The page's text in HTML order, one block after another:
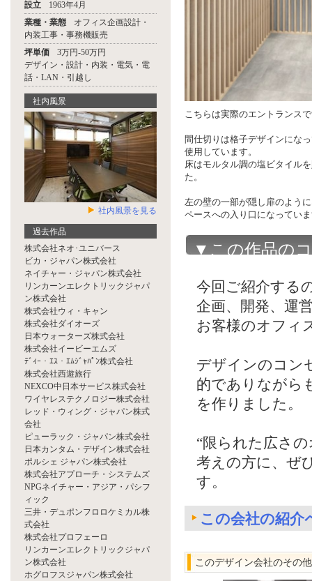
設立
1963年4月
業種・業態
オフィス企画設計・
内装工事・事務機販売
坪単価
3万円-50万円
デザイン・設計・内装・電気・電
話・LAN・引越し
社内風景
社内風景を見る
過去作品
株式会社ネオ･ユニバース
ビカ・ジャパン株式会社
ネイチャー・ジャパン株式会社
リンカーンエレクトリックジャパ
ン株式会社
株式会社ウィ・キャン
株式会社ダイオーズ
日本ウォーターズ株式会社
株式会社イービーエムズ
ﾃﾞｨｰ・ｴｽ・ｴﾑｼﾞｬﾊﾟﾝ株式会社
株式会社西遊旅行
NEXCO中日本サービス株式会社
ワイヤレステクノロジー株式会社
レッド・ウィング・ジャパン株式
会社
ピューラック・ジャパン株式会社
日本カンタム・デザイン株式会社
ポルシェ ジャパン株式会社
株式会社アプローチ・システムズ
NPGネイチャー・アジア・パシフ
ィック
三井・デュポンフロロケミカル株
式会社
株式会社プロフェーロ
リンカーンエレクトリックジャパ
ン株式会社
ホグロフスジャパン株式会社
こちらは実際のエントランス
間仕切りは格子デザインにな
使用しています。
床はモルタル調の塩ビタイル
た。
左の壁の一部が隠し扉のよう
ペースへの入り口になってい
▼この作品の
今回ご紹介する
企画、開発、運
お客様のオフィ
デザインのコン
的でありながら
を作りました。
“限られた広さ
考えの方に、ぜ
す。
この会社の紹介
このデザイン会社のその